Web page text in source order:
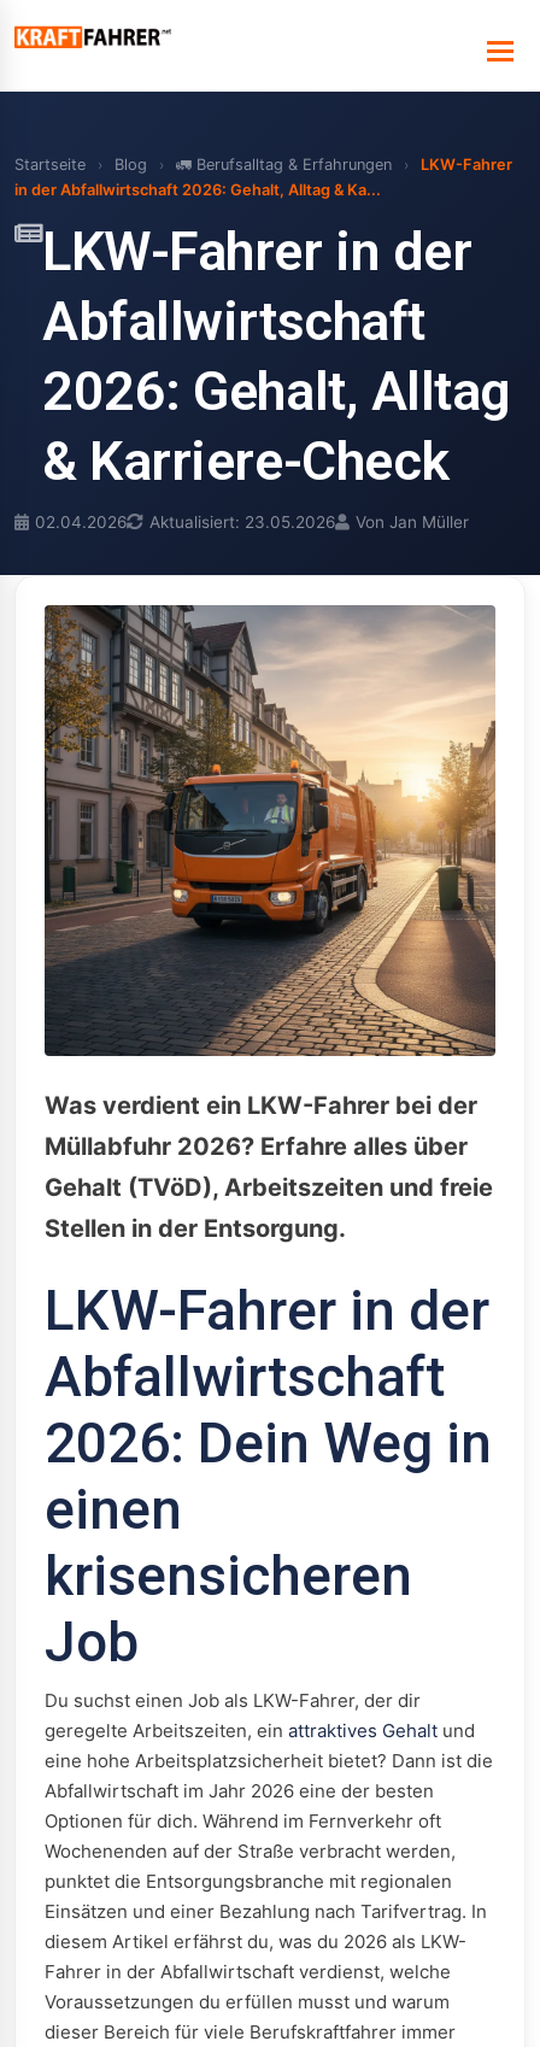
Startseite › Blog › 🚛 Berufsalltag & Erfahrungen ›
LKW-Fahrer
in der Abfallwirtschaft 2026: Gehalt, Alltag & Ka...
LKW-Fahrer in der
Abfallwirtschaft
2026: Gehalt, Alltag
& Karriere-Check
02.04.2026 Aktualisiert: 23.05.2026 Von Jan Müller
Was verdient ein LKW-Fahrer bei der
Müllabfuhr 2026? Erfahre alles über
Gehalt (TVöD), Arbeitszeiten und freie
Stellen in der Entsorgung.
LKW-Fahrer in der
Abfallwirtschaft
2026: Dein Weg in
einen
krisensicheren
Job
Du suchst einen Job als LKW-Fahrer, der dir
geregelte Arbeitszeiten, ein attraktives Gehalt und
eine hohe Arbeitsplatzsicherheit bietet? Dann ist die
Abfallwirtschaft im Jahr 2026 eine der besten
Optionen für dich. Während im Fernverkehr oft
Wochenenden auf der Straße verbracht werden,
punktet die Entsorgungsbranche mit regionalen
Einsätzen und einer Bezahlung nach Tarifvertrag. In
diesem Artikel erfährst du, was du 2026 als LKW-
Fahrer in der Abfallwirtschaft verdienst, welche
Voraussetzungen du erfüllen musst und warum
dieser Bereich für viele Berufskraftfahrer immer